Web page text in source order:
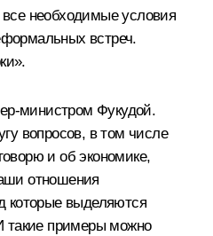
необходимые условия
встреч.
министром Фукудой.
вопросов, в том числе
и об экономике,
отношения
которые выделяются
такие примеры можно